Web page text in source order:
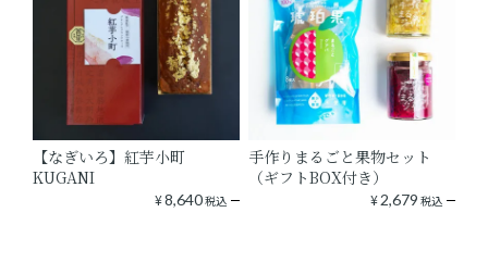
【なぎいろ】紅芋小町
KUGANI
¥8,640税込
手作りまるごと果物セット
（ギフトBOX付き）
¥2,679 税込